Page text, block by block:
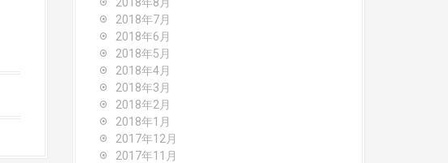
2018年7月
2018年6月
2018年5月
2018年4月
2018年3月
2018年2月
2018年1月
2017年12月
2017年11月